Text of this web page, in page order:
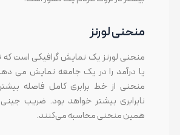
منحنی لورنز
منحنی لورنز یک نمایش گرافیکی است که
یا درآمد را در یک جامعه نمایش می
منحنی از خط برابری کامل فاصله
نابرابری بیشتر خواهد بود. ضریب
همین منحنی محاسبه می‌کنند.